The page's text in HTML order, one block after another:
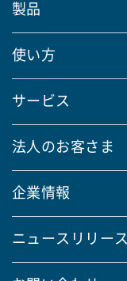
製品
使い方
サービス
法人のお客さま
企業情報
ニュースリリース